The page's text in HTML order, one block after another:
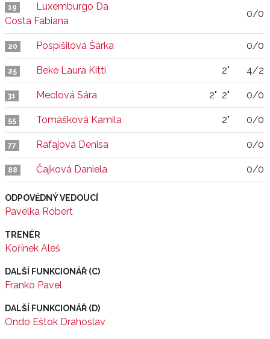
19
Luxemburgo Da
Costa Fabiana
0/0
20 Pospíšilová Šárka 0/0
25 Beke Laura Kitti 2" 4/2
31 Meclová Sára 2" 2" 0/0
55 Tomášková Kamila 2" 0/0
77 Rafajová Denisa 0/0
88 Čajková Daniela 0/0
ODPOVĚDNÝ VEDOUCÍ
Pavelka Róbert
TRENÉR
Kořínek Aleš
DALŠÍ FUNKCIONÁŘ (C)
Franko Pavel
DALŠÍ FUNKCIONÁŘ (D)
Ondo Eštok Drahoslav